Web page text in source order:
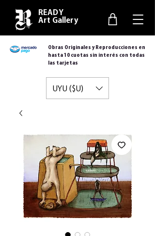
READY
Art Gallery
Obras Originales y Reproducciones en
hasta 10 cuotas sin interés con todas
las tarjetas
UYU ($U)